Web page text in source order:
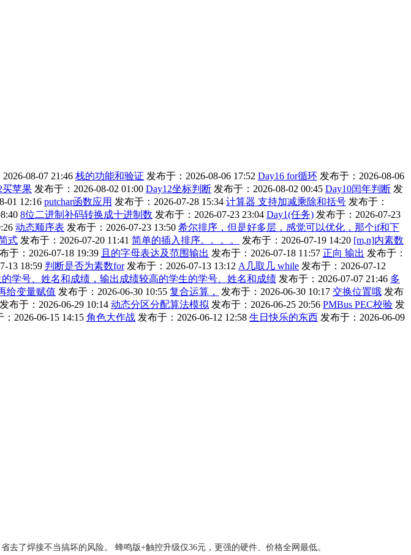
08-07 21:46 栈的功能和验证 发布于：2026-08-06 17:52 Day16 for循环 发布于：2026-08-06
买苹果 发布于：2026-08-02 01:00 Day12坐标判断 发布于：2026-08-02 00:45 Day10闰年判断 发
01 12:16 putchar函数应用 发布于：2026-07-28 15:34 计算器 支持加减乘除和括号 发布于：
8位二进制补码转换成十进制数 发布于：2026-07-23 23:04 Day1(任务) 发布于：2026-07-23
动态顺序表 发布于：2026-07-23 13:50 希尔排序，但是好多层，感觉可以优化，那个if和下
式 发布于：2026-07-20 11:41 简单的插入排序。。。。 发布于：2026-07-19 14:20 [m,n]内素数
于：2026-07-18 19:39 且的字母表达及范围输出 发布于：2026-07-18 11:57 正向 输出 发布于：
13 18:59 判断是否为素数for 发布于：2026-07-13 13:12 A几取几 while 发布于：2026-07-12
学号、姓名和成绩，输出成绩较高的学生的学号、姓名和成绩 发布于：2026-07-07 21:46 多
给变量赋值 发布于：2026-06-30 10:55 复合运算， 发布于：2026-06-30 10:17 交换位置哦 发布
发布于：2026-06-29 10:14 动态分区分配算法模拟 发布于：2026-06-25 20:56 PMBus PEC校验 发
：2026-06-15 14:15 角色大作战 发布于：2026-06-12 12:58 生日快乐的东西 发布于：2026-06-09
去了焊接不当搞坏的风险。 蜂鸣版+触控升级仅36元，更强的硬件、价格全网最低。